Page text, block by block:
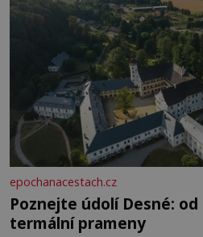
epochanacestach.cz
Poznejte údolí Desné:
termální prameny